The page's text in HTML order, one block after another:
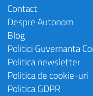
Contact
Despre Autonom
Blog
Politici Guvernanta
Politica newsletter
Politica de cookie-uri
Politica GDPR